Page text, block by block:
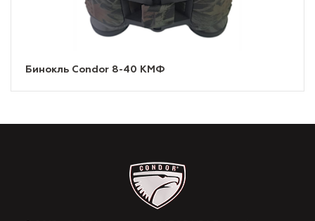
Бинокль Condor 8-40 КМФ